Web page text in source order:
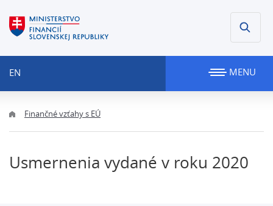
EN MENU
Finančné vzťahy s EÚ
Usmernenia vydané v roku 2020